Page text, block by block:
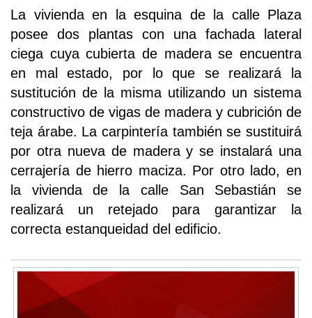
La vivienda en la esquina de la calle Plaza
posee dos plantas con una fachada lateral
ciega cuya cubierta de madera se encuentra
en mal estado, por lo que se realizará la
sustitución de la misma utilizando un sistema
constructivo de vigas de madera y cubrición de
teja árabe. La carpintería también se sustituirá
por otra nueva de madera y se instalará una
cerrajería de hierro maciza. Por otro lado, en
la vivienda de la calle San Sebastián se
realizará un retejado para garantizar la
correcta estanqueidad del edificio.